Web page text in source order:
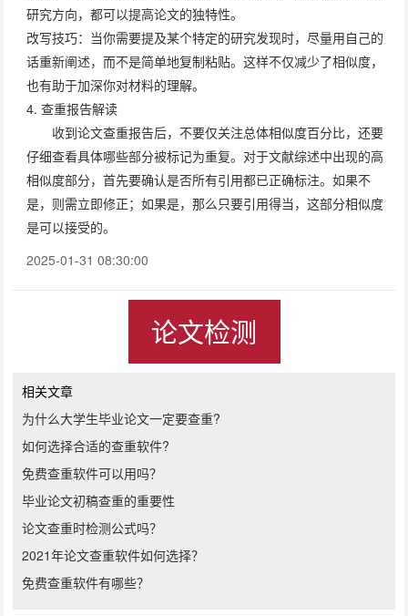
研究方向，都可以提高论文的独特性。
改写技巧：当你需要提及某个特定的研究发现时，尽量用自己的
话重新阐述，而不是简单地复制粘贴。这样不仅减少了相似度，
也有助于加深你对材料的理解。
4. 查重报告解读
收到论文查重报告后，不要仅关注总体相似度百分比，还要
仔细查看具体哪些部分被标记为重复。对于文献综述中出现的高
相似度部分，首先要确认是否所有引用都已正确标注。如果不
是，则需立即修正；如果是，那么只要引用得当，这部分相似度
是可以接受的。
2025-01-31 08:30:00
论文检测
相关文章
为什么大学生毕业论文一定要查重?
如何选择合适的查重软件?
免费查重软件可以用吗？
毕业论文初稿查重的重要性
论文查重时检测公式吗？
2021年论文查重软件如何选择？
免费查重软件有哪些？